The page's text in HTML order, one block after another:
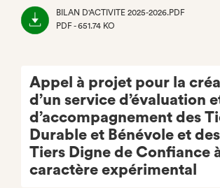
BILAN D'ACTIVITE 2025-2026.PDF
PDF - 651.74 KO
Appel à projet pour la
d’un service d’évaluation
d’accompagnement des
Durable et Bénévole et des
Tiers Digne de Confiance
caractère expérimental